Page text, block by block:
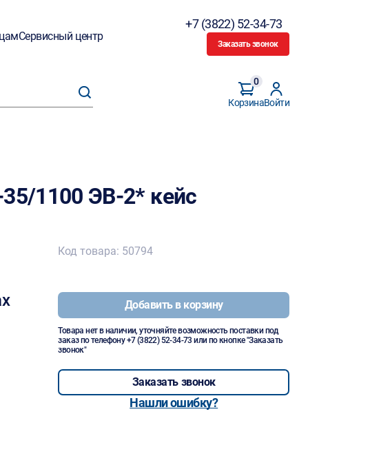
Сервисный центр
+7 (3822) 52-34-73
Заказать звонок
Корзина
0
Войти
1100 ЭВ-2* кейс
Код товара: 50794
Добавить в корзину
Товара нет в наличии, уточняйте возможность поставки под
заказ по телефону+7 (3822) 52-34-73 или по кнопке "Заказать
звонок"
Заказать звонок
Нашли ошибку?